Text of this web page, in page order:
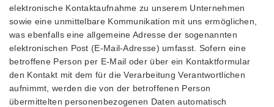
elektronische Kontaktaufnahme zu unserem Unternehmen
sowie eine unmittelbare Kommunikation mit uns ermöglichen,
was ebenfalls eine allgemeine Adresse der sogenannten
elektronischen Post (E-Mail-Adresse) umfasst. Sofern eine
betroffene Person per E-Mail oder über ein Kontaktformular
den Kontakt mit dem für die Verarbeitung Verantwortlichen
aufnimmt, werden die von der betroffenen Person
übermittelten personenbezogenen Daten automatisch